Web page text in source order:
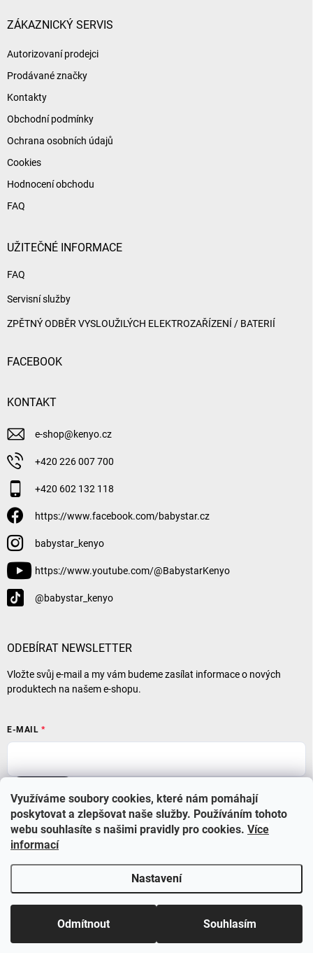
Využíváme soubory cookies, které nám pomáhají
poskytovat a zlepšovat naše služby. Používáním tohoto
webu souhlasíte s našimi pravidly pro cookies. Více
informací
Nastavení
Odmítnout Souhlasím
Využijte nyní slevu 10% se slevovým kódem BS210 a také
ZÁKAZNICKÝ SERVIS
Autorizovaní prodejci
Prodávané značky
Kontakty
Obchodní podmínky
Ochrana osobních údajů
Cookies
Hodnocení obchodu
FAQ
UŽITEČNÉ INFORMACE
FAQ
Servisní služby
ZPĚTNÝ ODBĚR VYSLOUŽILÝCH ELEKTROZAŘÍZENÍ / BATERIÍ
FACEBOOK
KONTAKT
e-shop@kenyo.cz
+420 226 007 700
+420 602 132 118
https://www.facebook.com/babystar.cz
babystar_kenyo
https://www.youtube.com/@BabystarKenyo
@babystar_kenyo
ODEBÍRAT NEWSLETTER
Vložte svůj e-mail a my vám budeme zasílat informace o nových
produktech na našem e-shopu.
E-MAIL
Copyright 2026BABYSTAR. Všechna práva vyhrazena.Upravit nastavení